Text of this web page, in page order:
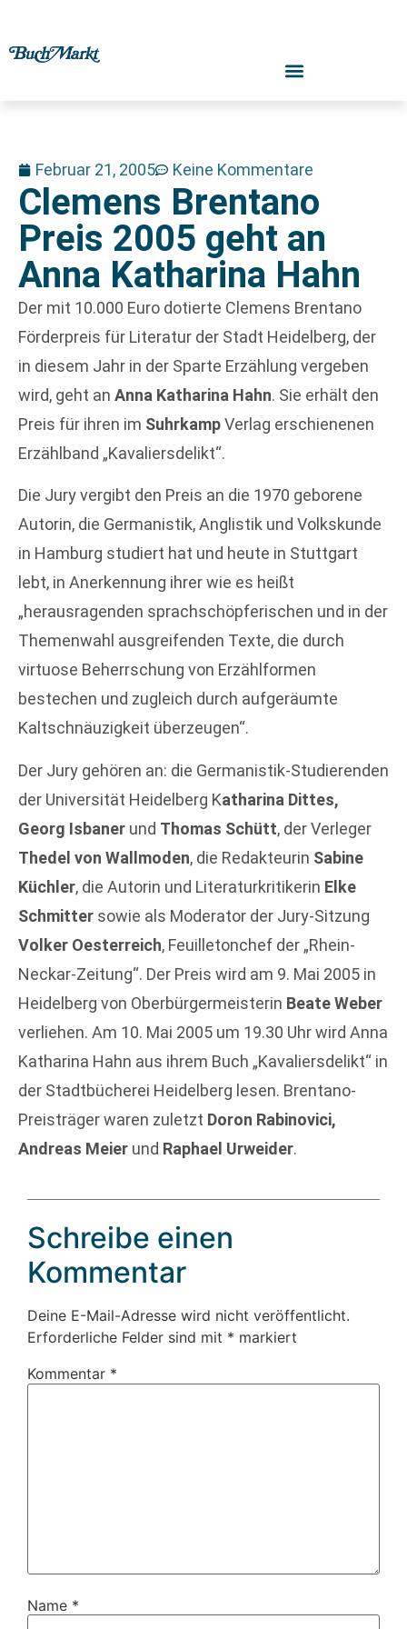
Februar 21, 2005 Keine Kommentare
Clemens Brentano
Preis 2005 geht an
Anna Katharina Hahn
Der mit 10.000 Euro dotierte Clemens Brentano
Förderpreis für Literatur der Stadt Heidelberg, der
in diesem Jahr in der Sparte Erzählung vergeben
wird, geht an Anna Katharina Hahn. Sie erhält den
Preis für ihren im SuhrkampVerlag erschienenen
Erzählband „Kavaliersdelikt“.
Die Jury vergibt den Preis an die 1970 geborene
Autorin, die Germanistik, Anglistik und Volkskunde
in Hamburg studiert hat und heute in Stuttgart
lebt, in Anerkennung ihrer wie es heißt
„herausragenden sprachschöpferischen und in der
Themenwahl ausgreifenden Texte, die durch
virtuose Beherrschung von Erzählformen
bestechen und zugleich durch aufgeräumte
Kaltschnäuzigkeit überzeugen“.
Der Jury gehören an: die Germanistik-Studierenden
der Universität Heidelberg Katharina Dittes,
Georg Isbaner und Thomas Schütt, der Verleger
Thedel von Wallmoden, die Redakteurin Sabine
Küchler, die Autorin und Literaturkritikerin Elke
Schmitter sowie als Moderator der Jury-Sitzung
Volker Oesterreich, Feuilletonchef der „Rhein-
Neckar-Zeitung“. Der Preis wird am 9. Mai 2005 in
Heidelberg von Oberbürgermeisterin Beate Weber
verliehen. Am 10. Mai 2005 um 19.30 Uhr wird Anna
Katharina Hahn aus ihrem Buch „Kavaliersdelikt“ in
der Stadtbücherei Heidelberg lesen. Brentano-
Preisträger waren zuletzt Doron Rabinovici,
Andreas Meier und Raphael Urweider.
Schreibe einen
Kommentar
Deine E-Mail-Adresse wird nicht veröffentlicht.
Erforderliche Felder sind mit * markiert
Kommentar *
Name *